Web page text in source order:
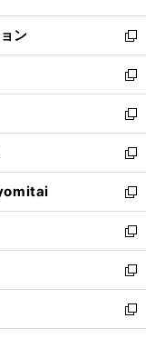
開
く
ウ
で
開
く
ン
ド
ウ
で
開
く
ウ
ィ
ン
ド
ウ
で
開
く
ン
新
し
い
ウ
ィ
ン
ド
ウ
で
開
く
新
し
い
ウ
ィ
ン
ド
ウ
で
開
く
新
し
い
ウ
ィ
ン
ド
ウ
で
開
く
新
し
い
ウ
ィ
ン
ド
ウ
で
開
新
し
い
ウ
ィ
ン
ド
ウ
新
し
い
ウ
ィ
ン
新
し
い
ウ
新
し